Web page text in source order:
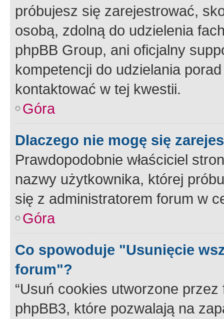
próbujesz się zarejestrować,
osobą, zdolną do udzielenia
phpBB Group, ani oficjalny
kompetencji do udzielania
kontaktować w tej kwestii.
Góra
Dlaczego nie mogę się
Prawdopodobnie właściciel
nazwy użytkownika, której
się z administratorem forum w
Góra
Co spowoduje "Usunięcie
forum"?
“Usuń cookies utworzone
phpBB3, które pozwalają na